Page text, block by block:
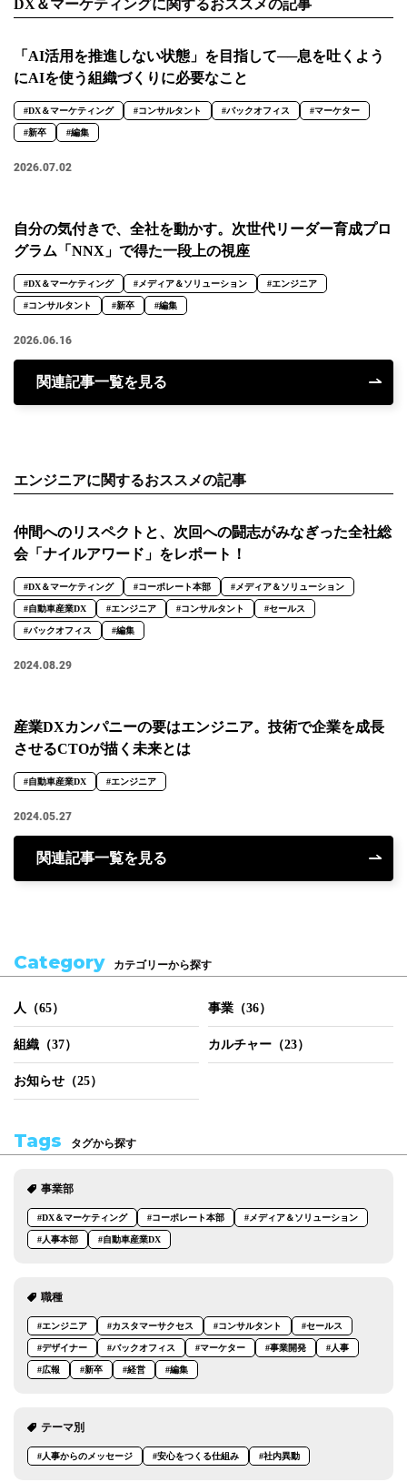
DX＆マーケティングに関するおススメの記事
「AI活用を推進しない状態」を目指して──息を吐くよう
にAIを使う組織づくりに必要なこと
#DX＆マーケティング #コンサルタント #バックオフィス #マーケター
#新卒 #編集
2026.07.02
自分の気付きで、全社を動かす。次世代リーダー育成プロ
グラム「NNX」で得た一段上の視座
#DX＆マーケティング #メディア＆ソリューション #エンジニア
#コンサルタント #新卒 #編集
2026.06.16
関連記事一覧を見る
エンジニアに関するおススメの記事
仲間へのリスペクトと、次回への闘志がみなぎった全社総
会「ナイルアワード」をレポート！
#DX＆マーケティング #コーポレート本部 #メディア＆ソリューション
#自動車産業DX #エンジニア #コンサルタント #セールス
#バックオフィス #編集
2024.08.29
産業DXカンパニーの要はエンジニア。技術で企業を成長
させるCTOが描く未来とは
#自動車産業DX #エンジニア
2024.05.27
関連記事一覧を見る
Category カテゴリーから探す
人（65） 事業（36）
組織（37） カルチャー（23）
お知らせ（25）
Tags タグから探す
事業部
#DX＆マーケティング #コーポレート本部 #メディア＆ソリューション
#人事本部 #自動車産業DX
職種
#エンジニア #カスタマーサクセス #コンサルタント #セールス
#デザイナー #バックオフィス #マーケター #事業開発 #人事
#広報 #新卒 #経営 #編集
テーマ別
#人事からのメッセージ #安心をつくる仕組み #社内異動